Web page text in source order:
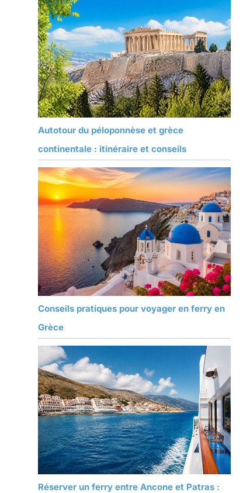
Autotour du péloponnèse et grèce
continentale : itinéraire et conseils
Conseils pratiques pour voyager en ferry en
Grèce
Réserver un ferry entre Ancone et Patras :